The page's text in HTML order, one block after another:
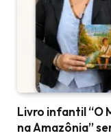
Livro infantil “O
na Amazônia”